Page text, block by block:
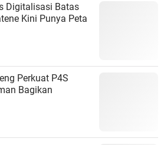
Digitalisasi Batas
Kini Punya Peta
Perkuat P4S
Bagikan